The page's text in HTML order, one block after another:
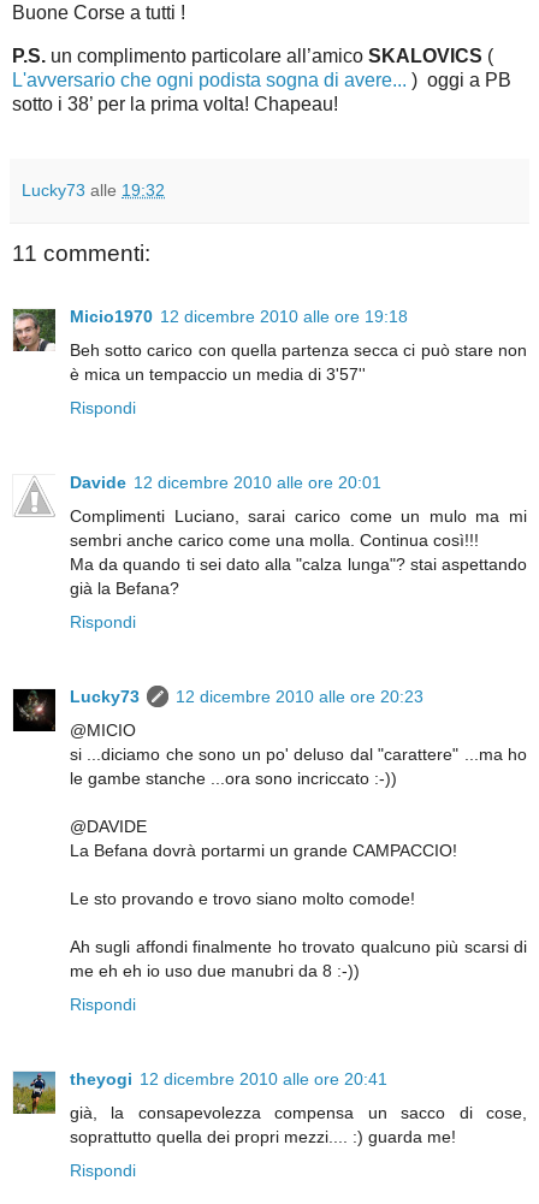
Buone Corse a tutti !
P.S. un complimento particolare all’amico SKALOVICS (
L'avversario che ogni podista sogna di avere... ) oggi a PB
sotto i 38’ per la prima volta! Chapeau!
Lucky73 alle 19:32
11 commenti:
Micio1970 12 dicembre 2010 alle ore 19:18
Beh sotto carico con quella partenza secca ci può stare non
è mica un tempaccio un media di 3'57''
Rispondi
Davide 12 dicembre 2010 alle ore 20:01
Complimenti Luciano, sarai carico come un mulo ma mi
sembri anche carico come una molla. Continua così!!!
Ma da quando ti sei dato alla "calza lunga"? stai aspettando
già la Befana?
Rispondi
Lucky73
12 dicembre 2010 alle ore 20:23
@MICIO
si ...diciamo che sono un po' deluso dal "carattere" ...ma ho
le gambe stanche ...ora sono incriccato :-))
@DAVIDE
La Befana dovrà portarmi un grande CAMPACCIO!
Le sto provando e trovo siano molto comode!
Ah sugli affondi finalmente ho trovato qualcuno più scarsi di
me eh eh io uso due manubri da 8 :-))
Rispondi
theyogi 12 dicembre 2010 alle ore 20:41
già, la consapevolezza compensa un sacco di cose,
soprattutto quella dei propri mezzi.... :) guarda me!
Rispondi